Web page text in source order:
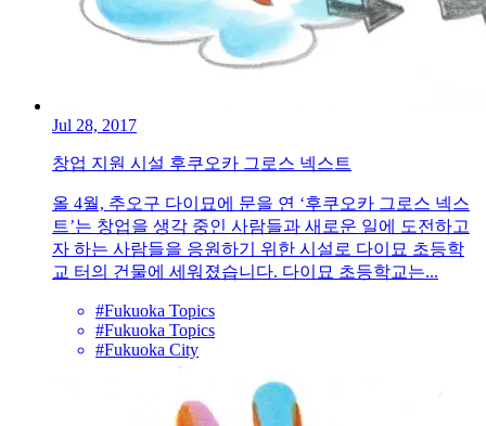
Jul 28, 2017
창업 지원 시설 후쿠오카 그로스 넥스트
올 4월, 추오구 다이묘에 문을 연 ‘후쿠오카 그로스 넥스
트’는 창업을 생각 중인 사람들과 새로운 일에 도전하고
자 하는 사람들을 응원하기 위한 시설로 다이묘 초등학
교 터의 건물에 세워졌습니다. 다이묘 초등학교는...
#Fukuoka Topics
#Fukuoka Topics
#Fukuoka City